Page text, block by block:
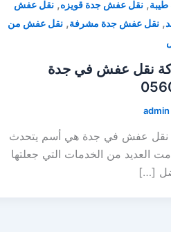
, نقل عفش جدة قويزه, نقل عفش
, نقل عفش جدة مشرفة, نقل عفش من
نقل عفش في جدة
admin
عفش في جدة هي أسم يتحدث
العديد من الخدمات التي جعلتها
[…]